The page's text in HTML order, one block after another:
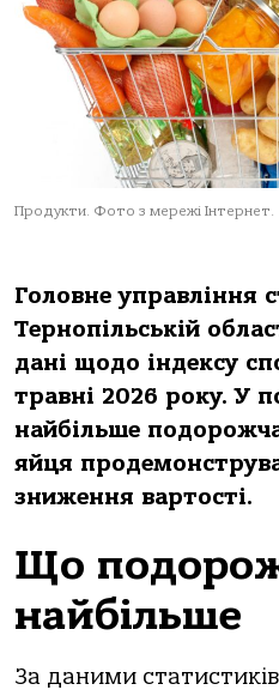
Продукти. Фото з мережі Інтернет.
Головне управління
Тернопільській
дані щодо індексу
травні 2026 року. У
найбільше
яйця
зниження вартості.
Що
найбільше
За даними